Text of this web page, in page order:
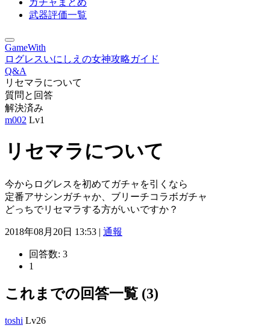
ガチャまとめ
武器評価一覧
GameWith
ログレスいにしえの女神攻略ガイド
Q&A
リセマラについて
質問と回答
解決済み
m002 Lv1
リセマラについて
今からログレスを初めてガチャを引くなら
定番アサシンガチャか、ブリーチコラボガチャ
どっちでリセマラする方がいいですか？
2018年08月20日 13:53 | 通報
回答数: 3
1
これまでの回答一覧 (3)
toshi Lv26